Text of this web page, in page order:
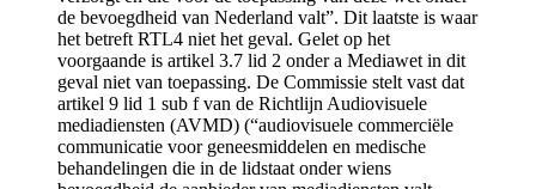
de bevoegdheid van Nederland valt”. Dit laatste is waar
het betreft RTL4 niet het geval. Gelet op het
voorgaande is artikel 3.7 lid 2 onder a Mediawet in dit
geval niet van toepassing. De Commissie stelt vast dat
artikel 9 lid 1 sub f van de Richtlijn Audiovisuele
mediadiensten (AVMD) (“audiovisuele commerciële
communicatie voor geneesmiddelen en medische
behandelingen die in de lidstaat onder wiens